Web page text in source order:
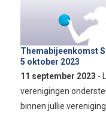
Themabijeenkomst
5 oktober 2023
11 september 2023 -
verenigingen
binnen jullie